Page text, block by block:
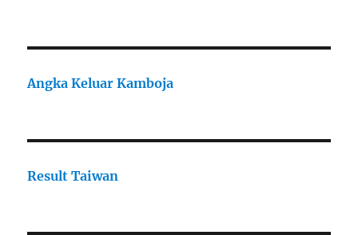
Angka Keluar Kamboja
Result Taiwan